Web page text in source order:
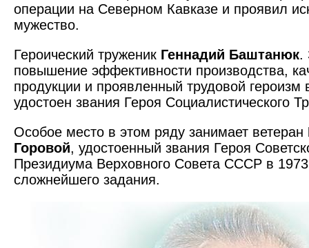
операции на Северном Кавказе и проявил
мужество.
Героический труженик Геннадий Баштанюк.
повышение эффективности производства,
продукции и проявленный трудовой героизм
удостоен звания Героя Социалистического
Особое место в этом ряду занимает ветеран
Горовой, удостоенный звания Героя
Президиума Верховного Совета СССР в
сложнейшего задания.